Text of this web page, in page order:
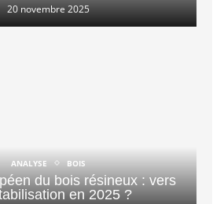
20 novembre 2025
ANALYSE BOIS
du bois résineux : vers
en 2025 ?